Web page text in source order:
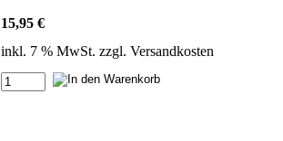
15,95 €
inkl. 7 % MwSt. zzgl. Versandkosten